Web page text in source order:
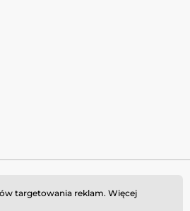
targetowania reklam. Więcej